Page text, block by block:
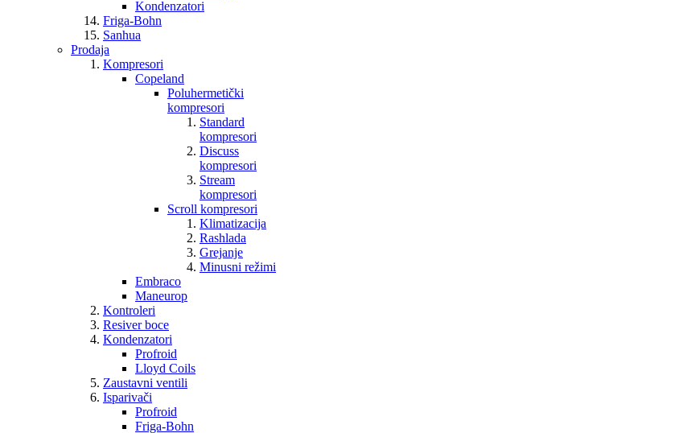
Kondenzatori
Friga-Bohn
Sanhua
Prodaja
Kompresori
Copeland
Poluhermetički
kompresori
Standard
kompresori
Discuss
kompresori
Stream
kompresori
Scroll kompresori
Klimatizacija
Rashlada
Grejanje
Minusni režimi
Embraco
Maneurop
Kontroleri
Resiver boce
Kondenzatori
Profroid
Lloyd Coils
Zaustavni ventili
Isparivači
Profroid
Friga-Bohn